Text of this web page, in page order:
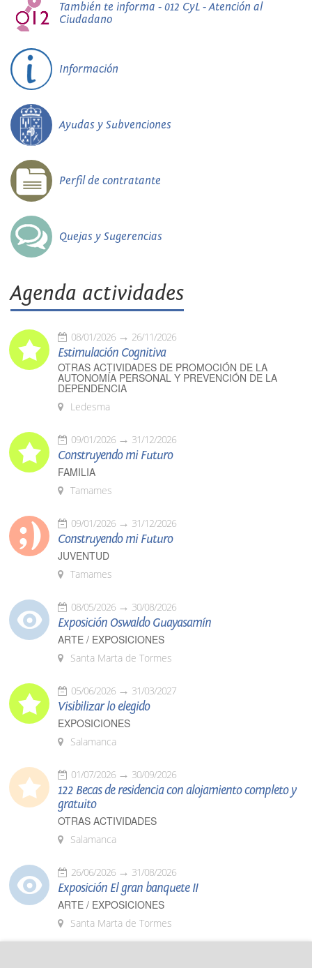
También te informa - 012 CyL - Atención al
Ciudadano
Información
Ayudas y Subvenciones
Perfil de contratante
Quejas y Sugerencias
Agenda actividades
08/01/2026 26/11/2026
Estimulación Cognitiva
OTRAS ACTIVIDADES DE PROMOCIÓN DE LA
AUTONOMÍA PERSONAL Y PREVENCIÓN DE LA
DEPENDENCIA
Ledesma
09/01/2026 31/12/2026
Construyendo mi Futuro
FAMILIA
Tamames
09/01/2026 31/12/2026
Construyendo mi Futuro
JUVENTUD
Tamames
08/05/2026 30/08/2026
Exposición Oswaldo Guayasamín
ARTE / EXPOSICIONES
Santa Marta de Tormes
05/06/2026 31/03/2027
Visibilizar lo elegido
EXPOSICIONES
Salamanca
01/07/2026 30/09/2026
122 Becas de residencia con alojamiento completo y
gratuito
OTRAS ACTIVIDADES
Salamanca
26/06/2026 31/08/2026
Exposición El gran banquete II
ARTE / EXPOSICIONES
Santa Marta de Tormes